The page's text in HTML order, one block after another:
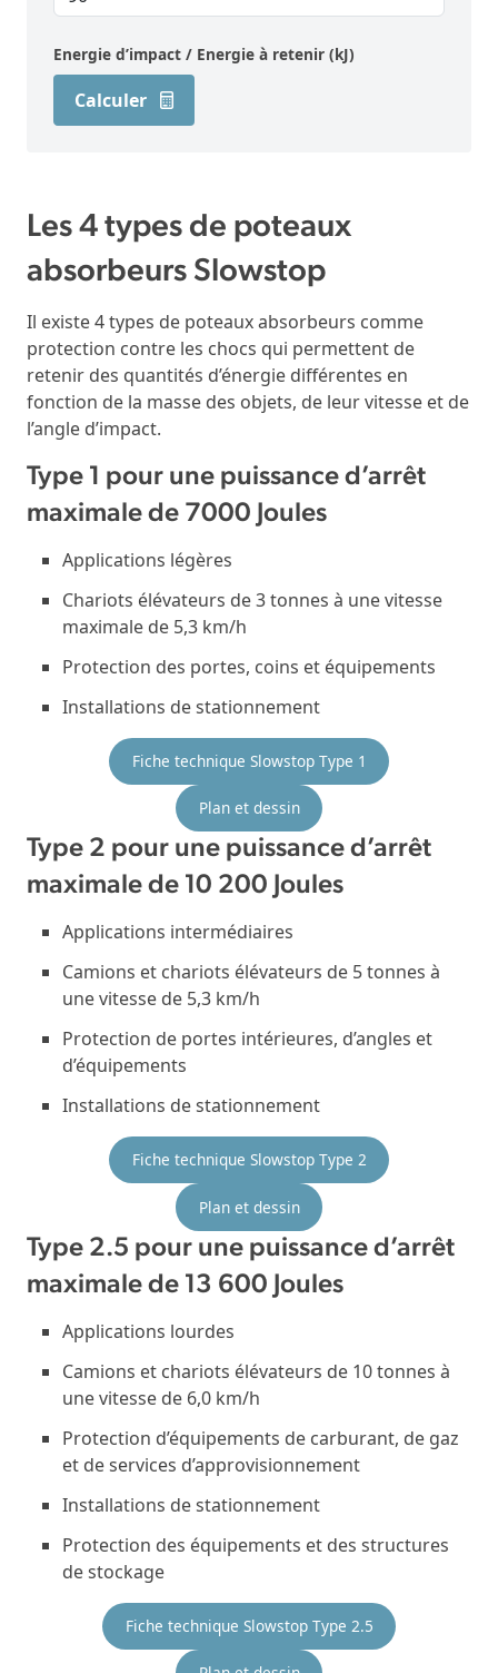
Energie d’impact / Energie à retenir (kJ)
Calculer
Les 4 types de poteaux
absorbeurs Slowstop
Il existe 4 types de poteaux absorbeurs comme
protection contre les chocs qui permettent de
retenir des quantités d’énergie différentes en
fonction de la masse des objets, de leur vitesse et de
l’angle d’impact.
Type 1 pour une puissance d’arrêt
maximale de 7000 Joules
Applications légères
Chariots élévateurs de 3 tonnes à une vitesse
maximale de 5,3 km/h
Protection des portes, coins et équipements
Installations de stationnement
Fiche technique Slowstop Type 1
Plan et dessin
Type 2 pour une puissance d’arrêt
maximale de 10 200 Joules
Applications intermédiaires
Camions et chariots élévateurs de 5 tonnes à
une vitesse de 5,3 km/h
Protection de portes intérieures, d’angles et
d’équipements
Installations de stationnement
Fiche technique Slowstop Type 2
Plan et dessin
Type 2.5 pour une puissance d’arrêt
maximale de 13 600 Joules
Applications lourdes
Camions et chariots élévateurs de 10 tonnes à
une vitesse de 6,0 km/h
Protection d’équipements de carburant, de gaz
et de services d’approvisionnement
Installations de stationnement
Protection des équipements et des structures
de stockage
Fiche technique Slowstop Type 2.5